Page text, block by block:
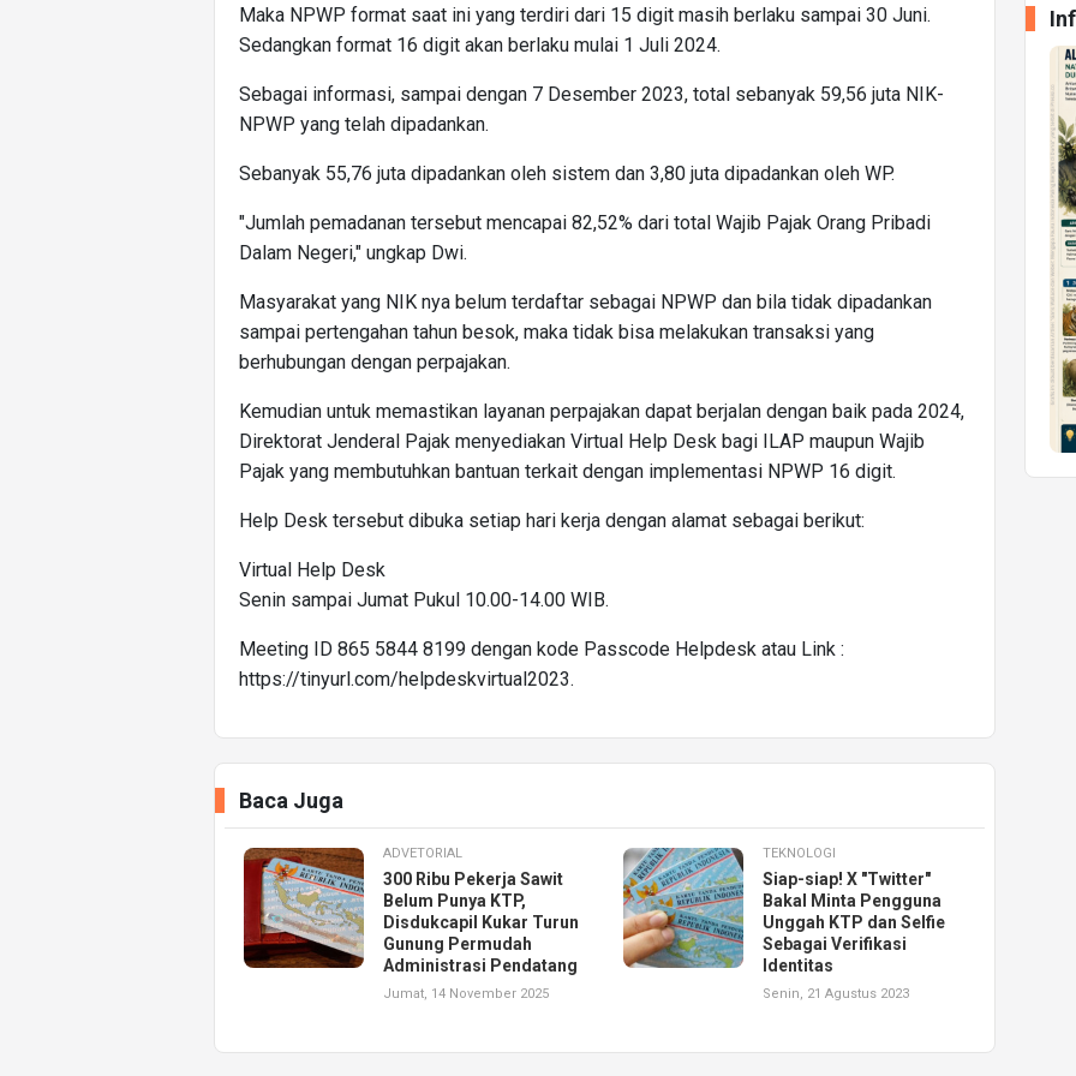
Maka NPWP format saat ini yang terdiri dari 15 digit masih berlaku sampai 30 Juni.
Sedangkan format 16 digit akan berlaku mulai 1 Juli 2024.
Sebagai informasi, sampai dengan 7 Desember 2023, total sebanyak 59,56 juta NIK-
NPWP yang telah dipadankan.
Sebanyak 55,76 juta dipadankan oleh sistem dan 3,80 juta dipadankan oleh WP.
"Jumlah pemadanan tersebut mencapai 82,52% dari total Wajib Pajak Orang Pribadi
Dalam Negeri," ungkap Dwi.
Masyarakat yang NIK nya belum terdaftar sebagai NPWP dan bila tidak dipadankan
sampai pertengahan tahun besok, maka tidak bisa melakukan transaksi yang
berhubungan dengan perpajakan.
Kemudian untuk memastikan layanan perpajakan dapat berjalan dengan baik pada 2024,
Direktorat Jenderal Pajak menyediakan Virtual Help Desk bagi ILAP maupun Wajib
Pajak yang membutuhkan bantuan terkait dengan implementasi NPWP 16 digit.
Help Desk tersebut dibuka setiap hari kerja dengan alamat sebagai berikut:
Virtual Help Desk
Senin sampai Jumat Pukul 10.00-14.00 WIB.
Meeting ID 865 5844 8199 dengan kode Passcode Helpdesk atau Link :
https://tinyurl.com/helpdeskvirtual2023.
Baca Juga
ADVETORIAL
300 Ribu Pekerja Sawit
Belum Punya KTP,
Disdukcapil Kukar Turun
Gunung Permudah
Administrasi Pendatang
Jumat, 14 November 2025
TEKNOLOGI
Siap-siap! X "Twitter"
Bakal Minta Pengguna
Unggah KTP dan Selfie
Sebagai Verifikasi
Identitas
Senin, 21 Agustus 2023